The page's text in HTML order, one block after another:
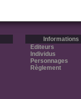
Informations
Editeurs
Individus
Personnages
Règlement